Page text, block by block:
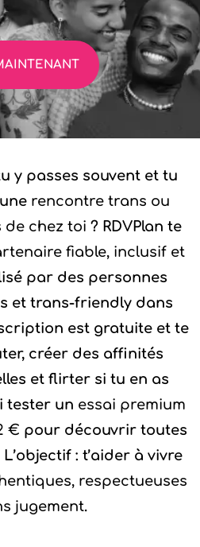
y passes souvent et tu
rencontre trans ou
chez toi ? RDVPlan te
fiable, inclusif et
par des personnes
et trans-friendly dans
est gratuite et te
créer des affinités
et flirter si tu en as
tester un essai premium
€ pour découvrir toutes
: t’aider à vivre
respectueuses
jugement.